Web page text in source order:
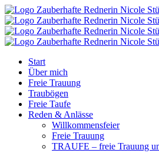
Start
Über mich
Freie Trauung
Traubögen
Freie Taufe
Reden & Anlässe
Willkommensfeier
Freie Trauung
TRAUFE – freie Trauung